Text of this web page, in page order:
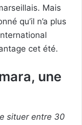
Mais
qu’il n’a plus
cet été.
une
situer entre 30